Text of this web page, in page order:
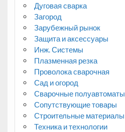
Дуговая сварка
Загород
Зарубежный рынок
Защита и аксессуары
Инж. Системы
Плазменная резка
Проволока сварочная
Сад и огород
Сварочные полуавтоматы
Сопутствующие товары
Строительные материалы
Техника и технологии